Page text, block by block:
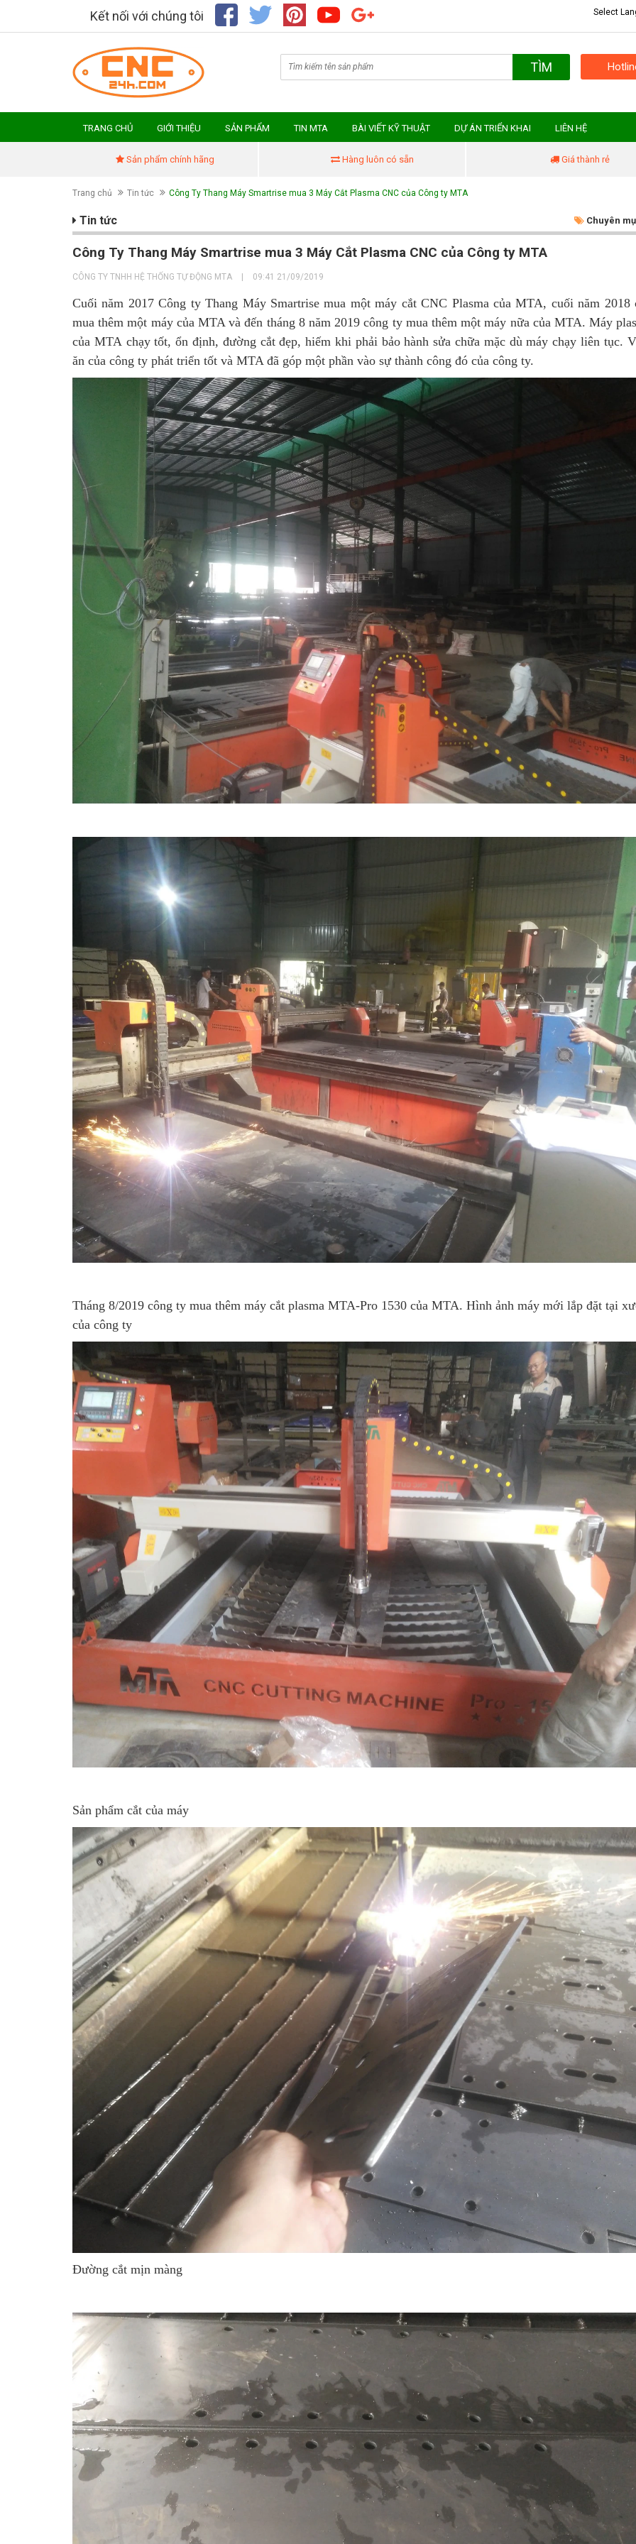
Kết nối với chúng tôi Select
TÌM
TRANG CHỦ GIỚI THIỆU SẢN PHẨM TIN MTA BÀI VIẾT KỸ THUẬT DỰ ÁN TRIỂN KHAI LIÊN HỆ
Sản phẩm chính hãng Hàng luôn có sẵn Giá thành rẻ
Trang chủ Tin tức Công Ty Thang Máy Smartrise mua 3 Máy Cắt Plasma CNC của Công ty MTA
Tin tức Chuyên
Công Ty Thang Máy Smartrise mua 3 Máy Cắt Plasma CNC của Công ty MTA
CÔNG TY TNHH HỆ THỐNG TỰ ĐỘNG MTA | 09:41 21/09/2019
Cuối năm 2017 Công ty Thang Máy Smartrise mua một máy cắt CNC Plasma của MTA, cuối năm 2018
mua thêm một máy của MTA và đến tháng 8 năm 2019 công ty mua thêm một máy nữa của MTA. Máy
của MTA chạy tốt, ổn định, đường cắt đẹp, hiếm khi phải bảo hành sửa chữa mặc dù máy chạy liên tục.
ăn của công ty phát triển tốt và MTA đã góp một phần vào sự thành công đó của công ty.
Tháng 8/2019 công ty mua thêm máy cắt plasma MTA-Pro 1530 của MTA. Hình ảnh máy mới lắp đặt tại
của công ty
Sản phẩm cắt của máy
Đường cắt mịn màng